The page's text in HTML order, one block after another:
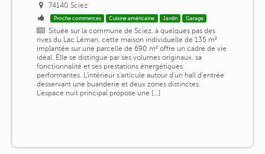
74140 Sciez
Proche commerces Cuisine américaine Jardin Garage
Située sur la commune de Sciez, à quelques pas des
rives du Lac Léman, cette maison individuelle de 135 m²
implantée sur une parcelle de 690 m² offre un cadre de vie
idéal. Elle se distingue par ses volumes originaux, sa
fonctionnalité et ses prestations énergétiques
performantes. L'intérieur s'articule autour d'un hall d'entrée
desservant une buanderie et deux zones distinctes.
L'espace nuit principal propose une [...]